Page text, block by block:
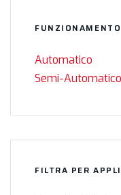
FUNZIONAMENTO
Automatico
Semi-Automatico
FILTRA PER